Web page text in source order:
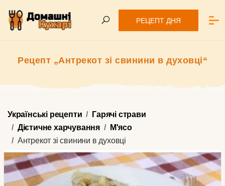
РЕЦЕПТ ДНЯ
Рецепт „Антрекот зі свинини в духовці“
Українські рецепти
Гарячі страви
Дієтичне харчування
М'ясо
Антрекот зі свинини в духовці